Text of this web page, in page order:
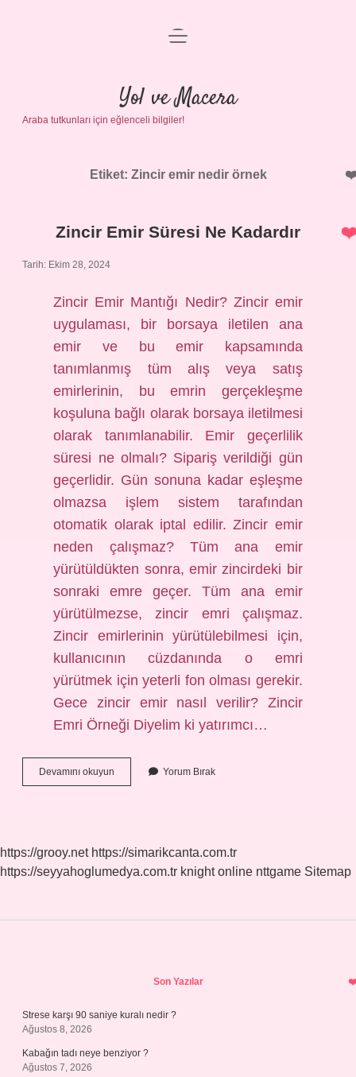
Anasayfa
Gizlilik Politikası
Yasal Uyarı
menüyü
Yol ve Macera
Araba tutkunları için eğlenceli bilgiler!
Etiket: Zincir emir nedir örnek
Zincir Emir Süresi Ne Kadardır
Tarih: Ekim 28, 2024
Zincir Emir Mantığı Nedir? Zincir emir
uygulaması, bir borsaya iletilen ana
emir ve bu emir kapsamında
tanımlanmış tüm alış veya satış
emirlerinin, bu emrin gerçekleşme
koşuluna bağlı olarak borsaya iletilmesi
olarak tanımlanabilir. Emir geçerlilik
süresi ne olmalı? Sipariş verildiği gün
geçerlidir. Gün sonuna kadar eşleşme
olmazsa işlem sistem tarafından
otomatik olarak iptal edilir. Zincir emir
neden çalışmaz? Tüm ana emir
yürütüldükten sonra, emir zincirdeki bir
sonraki emre geçer. Tüm ana emir
yürütülmezse, zincir emri çalışmaz.
Zincir emirlerinin yürütülebilmesi için,
kullanıcının cüzdanında o emri
yürütmek için yeterli fon olması gerekir.
Gece zincir emir nasıl verilir? Zincir
Emri Örneği Diyelim ki yatırımcı…
Devamını okuyun
Emir
Yorum Bırak
https://grooy.net https://simarikcanta.com.tr
https://seyyahoglumedya.com.tr knight online nttgame Sitemap
Son Yazılar
Strese karşı 90 saniye kuralı nedir ?
Ağustos 8, 2026
Kabağın tadı neye benziyor ?
Ağustos 7, 2026